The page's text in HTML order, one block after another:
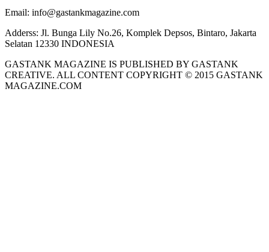
Email: info@gastankmagazine.com
Adderss: Jl. Bunga Lily No.26, Komplek Depsos, Bintaro, Jakarta
Selatan 12330 INDONESIA
GASTANK MAGAZINE IS PUBLISHED BY GASTANK
CREATIVE. ALL CONTENT COPYRIGHT © 2015 GASTANK
MAGAZINE.COM